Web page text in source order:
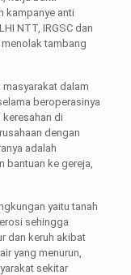
kampanye anti
NTT, IRGSC dan
tambang
dalam
beroperasinya
di
dengan
adalah
bantuan ke gereja,
yaitu tanah
sehingga
dan keruh akibat
yang menurun,
sekitar